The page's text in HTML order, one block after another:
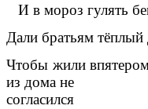
И в мороз гулять
Дали братьям
Чтобы жили
из дома не
согласился